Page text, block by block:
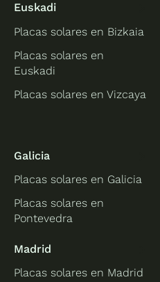
Euskadi
Placas solares en Bizkaia
Placas solares en
Euskadi
Placas solares en Vizcaya
Galicia
Placas solares en Galicia
Placas solares en
Pontevedra
Madrid
Placas solares en Madrid